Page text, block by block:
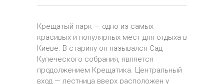
Крещатый парк — одно из самых
красивых и популярных мест для отдыха в
Киеве. В старину он назывался Сад
Купеческого собрания, является
продолжением Крещатика. Центральный
вход — лестница вверх расположен у